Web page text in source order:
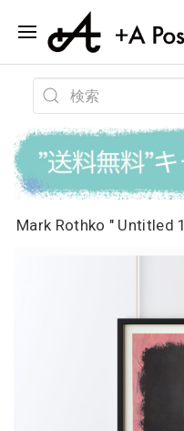
Mark Rothko " Untitled